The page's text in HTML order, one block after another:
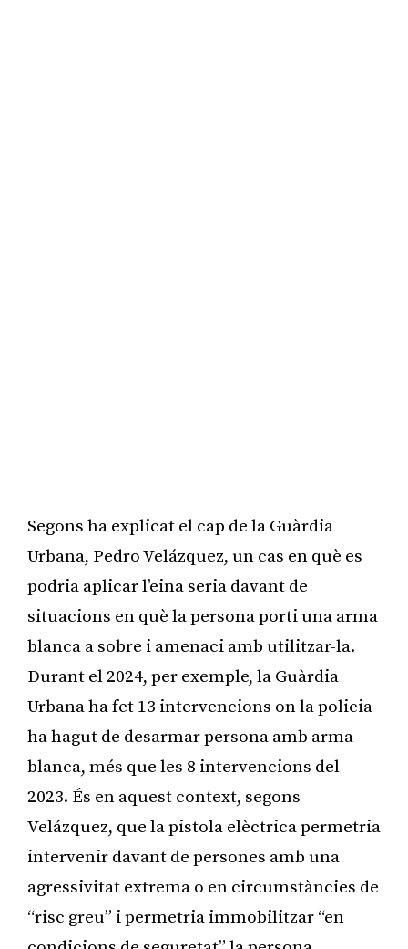
Segons ha explicat el cap de la Guàrdia
Urbana, Pedro Velázquez, un cas en què es
podria aplicar l’eina seria davant de
situacions en què la persona porti una arma
blanca a sobre i amenaci amb utilitzar-la.
Durant el 2024, per exemple, la Guàrdia
Urbana ha fet 13 intervencions on la policia
ha hagut de desarmar persona amb arma
blanca, més que les 8 intervencions del
2023. És en aquest context, segons
Velázquez, que la pistola elèctrica permetria
intervenir davant de persones amb una
agressivitat extrema o en circumstàncies de
“risc greu” i permetria immobilitzar “en